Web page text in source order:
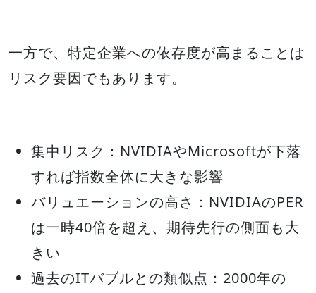
一方で、特定企業への依存度が高まることは
リスク要因でもあります。
集中リスク：NVIDIAやMicrosoftが下落
すれば指数全体に大きな影響
バリュエーションの高さ：NVIDIAのPER
は一時40倍を超え、期待先行の側面も大
きい
過去のITバブルとの類似点：2000年の